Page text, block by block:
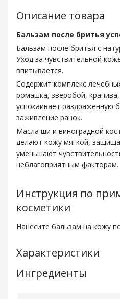
Описание товара
Бальзам после бритья
Бальзам после бритья с
Уход за чувствительной
впитывается.
Содержит комплекс
ромашка, зверобой,
успокаивает раздраженную
заживление ранок.
Масла ши и виноградной
делают кожу мягкой,
уменьшают
неблагоприятным факторам.
Инструкция по
косметики
Нанесите бальзам на кожу
Характеристики
Ингредиенты